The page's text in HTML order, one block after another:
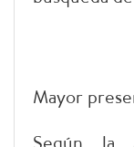
Mayor
Según la